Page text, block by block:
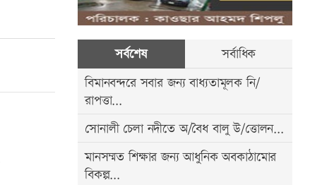
সর্বশেষ
সর্বাধিক
বিমানবন্দরে সবার জন্য বাধ্যতামূলক নি/
রাপত্তা...
সোনালী চেলা নদীতে অ/বৈধ বালু উ/ত্তোলন...
মানসম্মত শিক্ষার জন্য আধুনিক অবকাঠামোর
বিকল্প...